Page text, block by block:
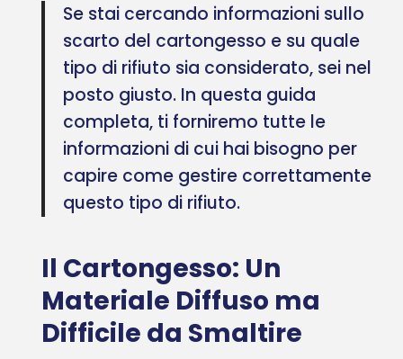
Se stai cercando informazioni sullo
scarto del cartongesso e su quale
tipo di rifiuto sia considerato, sei nel
posto giusto. In questa guida
completa, ti forniremo tutte le
informazioni di cui hai bisogno per
capire come gestire correttamente
questo tipo di rifiuto.
Il Cartongesso: Un
Materiale Diffuso ma
Difficile da Smaltire